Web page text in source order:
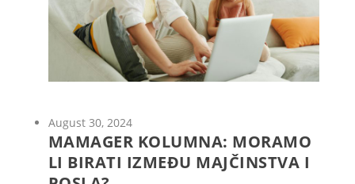
August 30, 2024
MAMAGER KOLUMNA: MORAMO
LI BIRATI IZMEĐU MAJČINSTVA I